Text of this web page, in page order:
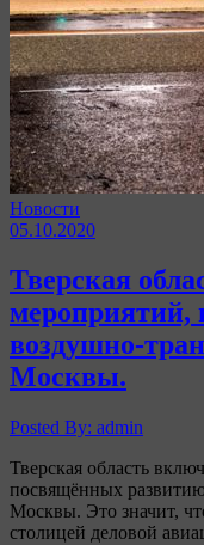
Новости
05.10.2020
Тверская
мероприятий,
воздушно-
Москвы.
Posted By: admin
Тверская область
посвящённых
Москвы. Это значит,
столицей деловой